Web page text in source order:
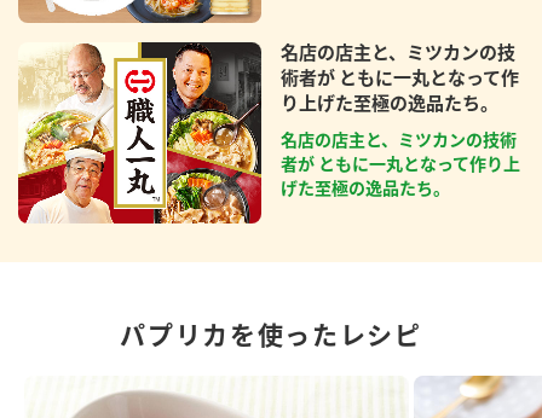
名店の店主と、ミツカンの技
術者が ともに一丸となって作
り上げた至極の逸品たち。
名店の店主と、ミツカンの技術
者が ともに一丸となって作り上
げた至極の逸品たち。
パプリカを使ったレシピ